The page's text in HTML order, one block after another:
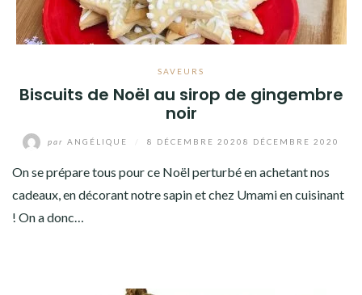
SAVEURS
Biscuits de Noël au sirop de gingembre
noir
par ANGÉLIQUE 8 DÉCEMBRE 2020 8 DÉCEMBRE 2020
On se prépare tous pour ce Noël perturbé en achetant nos
cadeaux, en décorant notre sapin et chez Umami en cuisinant
! On a donc…